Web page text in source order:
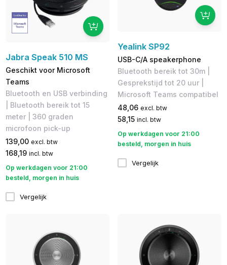
Jabra Speak 510 MS
Geschikt voor Microsoft
Teams
Bluetooth en USB verbinding
| Bluetooth bereik tot 15
meter | 360 graden
microfoon pick-up
139,00 excl. btw
168,19 incl. btw
Op werkdagen voor 21:00
besteld, morgen in huis
Vergelijk
Yealink SP92
USB-C/A speakerphone
Bluetooth bereik tot 30m |
Gesprekstijd tot 20 uur |
Microsoft Teams compatibel
48,06 excl. btw
58,15 incl. btw
Op werkdagen voor 21:00
besteld, morgen in huis
Vergelijk